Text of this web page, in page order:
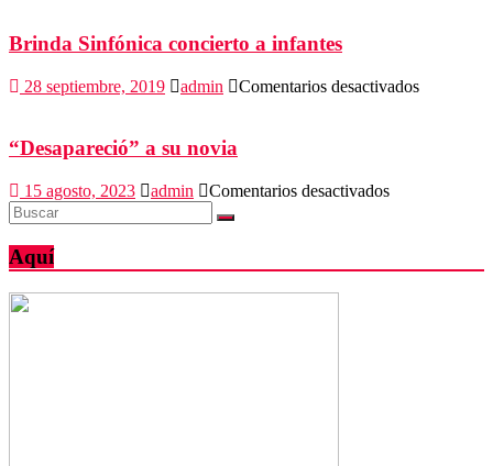
de
adolescente
Brinda Sinfónica concierto a infantes
28 septiembre, 2019 admin Comentarios desactivadosen
“Desapareció” a su novia
15 agosto, 2023 admin Comentarios desactivadosen
novia
Aquí